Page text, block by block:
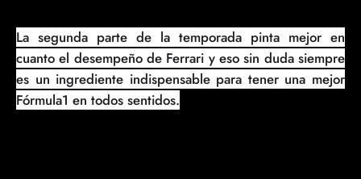
La segunda parte de la temporada pinta mejor en
cuanto el desempeño de Ferrari y eso sin duda siempre
es un ingrediente indispensable para tener una mejor
Fórmula1 en todos sentidos.